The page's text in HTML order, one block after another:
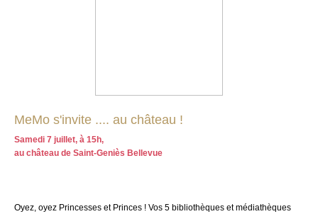
MeMo s'invite .... au château !
Samedi 7 juillet, à 15h,
au château de Saint-Geniès Bellevue
Oyez, oyez Princesses et Princes ! Vos 5 bibliothèques et médiathèques